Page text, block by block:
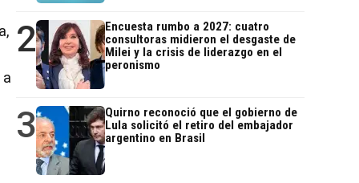
2
Encuesta rumbo a 2027: cuatro
consultoras midieron el desgaste de
Milei y la crisis de liderazgo en el
peronismo
3
Quirno reconoció que el gobierno de
Lula solicitó el retiro del embajador
argentino en Brasil